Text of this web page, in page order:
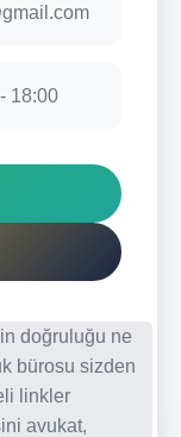
18:00
doğruluğu ne
bürosu sizden
linkler
avukat,